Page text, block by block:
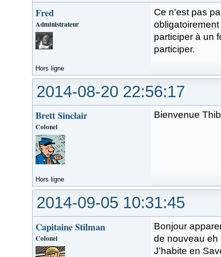
Fred
Administrateur
Ce n'est pas
participer à un
participer.
Hors ligne
2014-08-20 22:56:17
Brett Sinclair
Colonel
Bienvenue
Hors ligne
2014-09-05 10:31:45
Capitaine Stilman
Colonel
Bonjour
de nouveau eh
J'habite en